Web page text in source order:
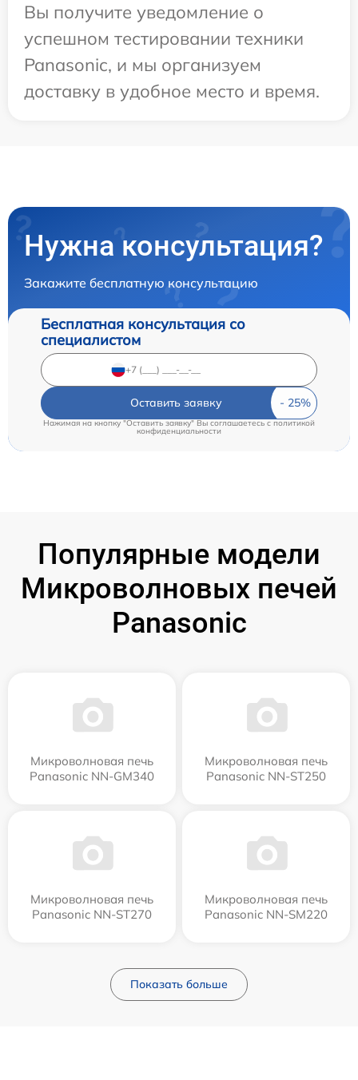
Вы получите уведомление о
успешном тестировании техники
Panasonic, и мы организуем
доставку в удобное место и время.
Нужна консультация?
Закажите бесплатную консультацию
Бесплатная консультация со
специалистом
Оставить заявку
Нажимая на кнопку "Оставить заявку" Вы соглашаетесь cполитикой
конфиденциальности
Популярные модели
Микроволновых печей
Panasonic
Микроволновая печь
Panasonic NN-GM340
Микроволновая печь
Panasonic NN-ST250
Микроволновая печь
Panasonic NN-ST270
Микроволновая печь
Panasonic NN-SM220
Показать больше